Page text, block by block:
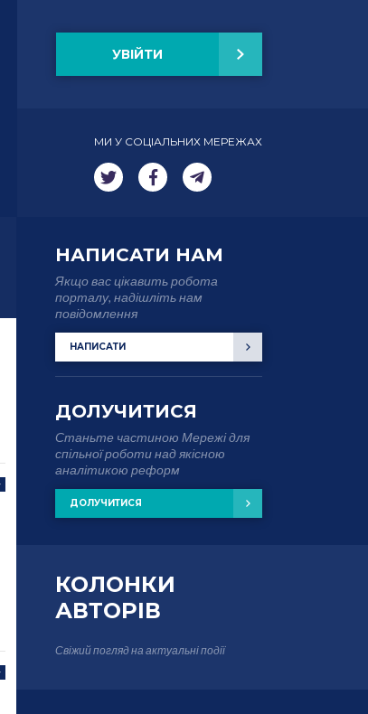
УВІЙТИ
МИ У СОЦІАЛЬНИХ МЕРЕЖАХ
НАПИСАТИ НАМ
Якщо вас цікавить робота
порталу, надішліть нам
повідомлення
НАПИСАТИ
ДОЛУЧИТИСЯ
Станьте частиною Мережі для
спільної роботи над якісною
аналітикою реформ
ДОЛУЧИТИСЯ
КОЛОНКИ
АВТОРІВ
Свіжий погляд на актуальні події